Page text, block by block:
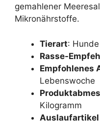
gemahlener
Mikronährstoffe.
Tierart: Hunde
Rasse-
Empfohlenes
Lebenswoche
Kilogramm